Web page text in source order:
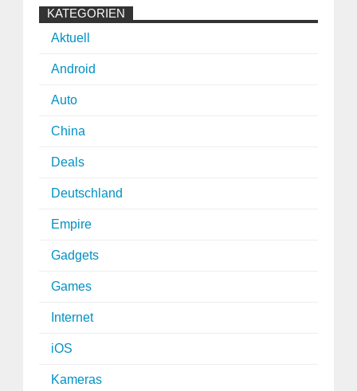
KATEGORIEN
Aktuell
Android
Auto
China
Deals
Deutschland
Empire
Gadgets
Games
Internet
iOS
Kameras